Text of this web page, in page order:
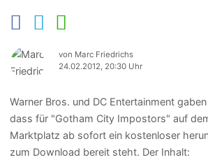
von Marc Friedrichs
24.02.2012, 20:30 Uhr
Warner Bros. und DC Entertainment
dass für "Gotham City Impostors" auf
Marktplatz ab sofort ein kostenloser
zum Download bereit steht. Der Inhalt: